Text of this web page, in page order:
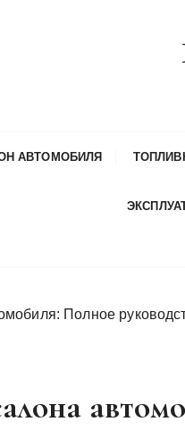
АВТОМОБИЛЯ
Полное